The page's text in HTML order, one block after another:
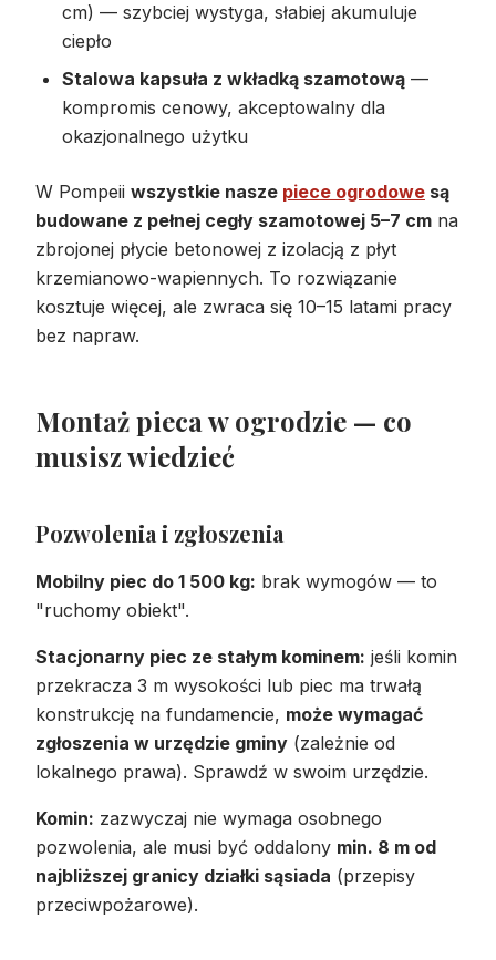
cm) — szybciej wystyga, słabiej akumuluje
ciepło
Stalowa kapsuła z wkładką szamotową —
kompromis cenowy, akceptowalny dla
okazjonalnego użytku
W Pompeii wszystkie nasze piece ogrodowe są
budowane z pełnej cegły szamotowej 5–7 cm na
zbrojonej płycie betonowej z izolacją z płyt
krzemianowo-wapiennych. To rozwiązanie
kosztuje więcej, ale zwraca się 10–15 latami pracy
bez napraw.
Montaż pieca w ogrodzie — co
musisz wiedzieć
Pozwolenia i zgłoszenia
Mobilny piec do 1 500 kg: brak wymogów — to
"ruchomy obiekt".
Stacjonarny piec ze stałym kominem: jeśli komin
przekracza 3 m wysokości lub piec ma trwałą
konstrukcję na fundamencie, może wymagać
zgłoszenia w urzędzie gminy (zależnie od
lokalnego prawa). Sprawdź w swoim urzędzie.
Komin: zazwyczaj nie wymaga osobnego
pozwolenia, ale musi być oddalony min. 8 m od
najbliższej granicy działki sąsiada (przepisy
przeciwpożarowe).